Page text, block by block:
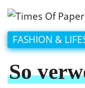
FASHION &
So